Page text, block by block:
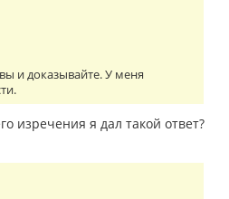
и доказывайте. У меня
изречения я дал такой ответ?